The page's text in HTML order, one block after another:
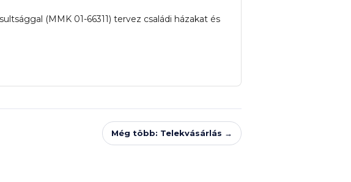
(MMK 01-66311) tervez családi házakat és
Még több: Telekvásárlás →